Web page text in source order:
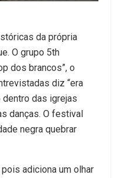
da própria
O grupo 5th
dos brancos”, o
diz “era
das igrejas
danças. O festival
negra quebrar
adiciona um olhar